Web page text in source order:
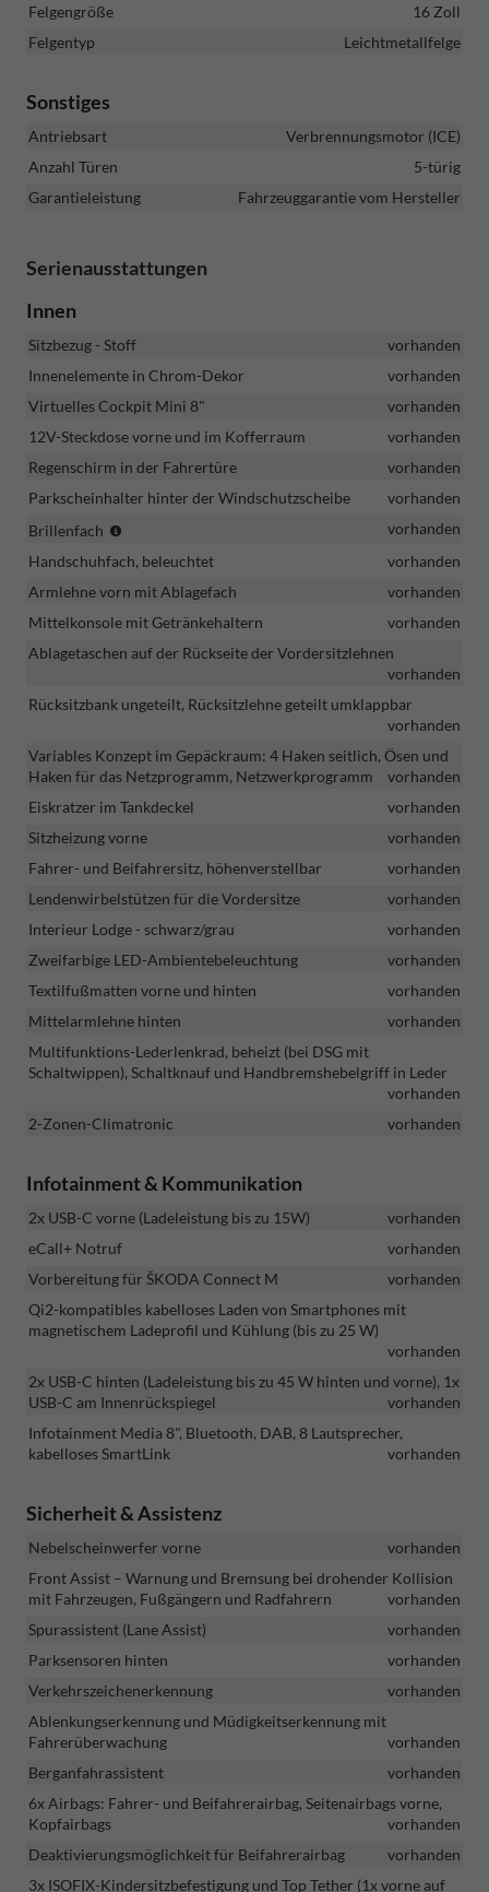
Felgengröße
16 Zoll
Felgentyp
Leichtmetallfelge
Sonstiges
Antriebsart
Verbrennungsmotor (ICE)
Anzahl Türen
5-türig
Garantieleistung
Fahrzeuggarantie vom Hersteller
Serienausstattungen
Innen
Sitzbezug - Stoff
vorhanden
Innenelemente in Chrom-Dekor
vorhanden
Virtuelles Cockpit Mini 8"
vorhanden
12V-Steckdose vorne und im Kofferraum
vorhanden
Regenschirm in der Fahrertüre
vorhanden
Parkscheinhalter hinter der Windschutzscheibe
vorhanden
Brillenfach
i.V.
mit
optionalen
Panoramadach!)
vorhanden
Handschuhfach, beleuchtet
vorhanden
Armlehne vorn mit Ablagefach
vorhanden
Mittelkonsole mit Getränkehaltern
vorhanden
Ablagetaschen auf der Rückseite der Vordersitzlehnen
vorhanden
Rücksitzbank ungeteilt, Rücksitzlehne geteilt umklappbar
vorhanden
Variables Konzept im Gepäckraum: 4 Haken seitlich, Ösen und
Haken für das Netzprogramm, Netzwerkprogramm
vorhanden
Eiskratzer im Tankdeckel
vorhanden
Sitzheizung vorne
vorhanden
Fahrer- und Beifahrersitz, höhenverstellbar
vorhanden
Lendenwirbelstützen für die Vordersitze
vorhanden
Interieur Lodge - schwarz/grau
vorhanden
Zweifarbige LED-Ambientebeleuchtung
vorhanden
Textilfußmatten vorne und hinten
vorhanden
Mittelarmlehne hinten
vorhanden
Multifunktions-Lederlenkrad, beheizt (bei DSG mit
Schaltwippen), Schaltknauf und Handbremshebelgriff in Leder
vorhanden
2-Zonen-Climatronic
vorhanden
Infotainment & Kommunikation
2x USB-C vorne (Ladeleistung bis zu 15W)
vorhanden
eCall+ Notruf
vorhanden
Vorbereitung für ŠKODA Connect M
vorhanden
Qi2-kompatibles kabelloses Laden von Smartphones mit
magnetischem Ladeprofil und Kühlung (bis zu 25 W)
vorhanden
2x USB-C hinten (Ladeleistung bis zu 45 W hinten und vorne), 1x
USB-C am Innenrückspiegel
vorhanden
Infotainment Media 8", Bluetooth, DAB, 8 Lautsprecher,
kabelloses SmartLink
vorhanden
Sicherheit & Assistenz
Nebelscheinwerfer vorne
vorhanden
Front Assist – Warnung und Bremsung bei drohender Kollision
mit Fahrzeugen, Fußgängern und Radfahrern
vorhanden
Spurassistent (Lane Assist)
vorhanden
Parksensoren hinten
vorhanden
Verkehrszeichenerkennung
vorhanden
Ablenkungserkennung und Müdigkeitserkennung mit
Fahrerüberwachung
vorhanden
Berganfahrassistent
vorhanden
6x Airbags: Fahrer- und Beifahrerairbag, Seitenairbags vorne,
Kopfairbags
vorhanden
Deaktivierungsmöglichkeit für Beifahrerairbag
vorhanden
3x ISOFIX-Kindersitzbefestigung und Top Tether (1x vorne auf